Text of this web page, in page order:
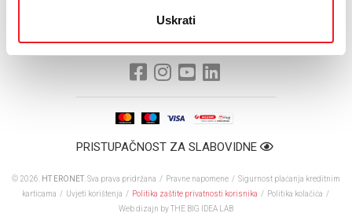
Uskrati
PRISTUPAČNOST ZA SLABOVIDNE
© 2026. HT ERONET . Sva prava pridržana / Pravne napomene / Sigurnost plaćanja kreditnim
karticama / Uvjeti korištenja / Politika zaštite privatnosti korisnika / Politika kolačića /
Web dizajn by THE BIG IDEA LAB